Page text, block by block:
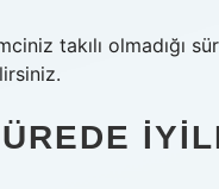
takılı olmadığı